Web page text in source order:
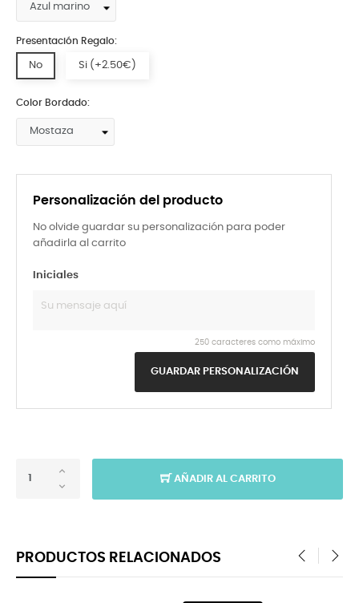
Personalización del producto
No olvide guardar su personalización para poder
añadirla al carrito
Iniciales
250 caracteres como máximo
GUARDAR PERSONALIZACIÓN
Presentación Regalo:
No Si (+2.50€)
Color Bordado:
AÑADIR AL CARRITO
PRODUCTOS RELACIONADOS